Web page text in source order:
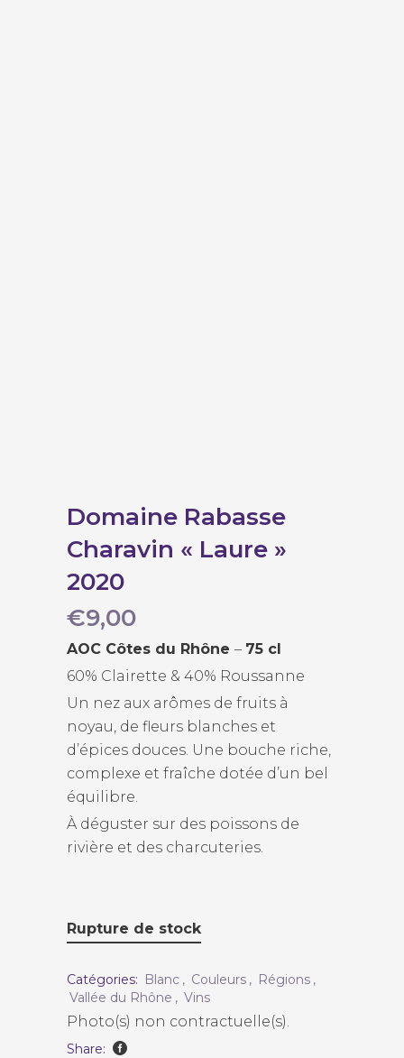
Domaine Rabasse
Charavin « Laure »
2020
€9,00
AOC Côtes du Rhône – 75 cl
60% Clairette & 40% Roussanne
Un nez aux arômes de fruits à
noyau, de fleurs blanches et
d’épices douces. Une bouche riche,
complexe et fraîche dotée d’un bel
équilibre.
À déguster sur des poissons de
rivière et des charcuteries.
Rupture de stock
Catégories: Blanc , Couleurs , Régions ,
Vallée du Rhône , Vins
Photo(s) non contractuelle(s).
Share: